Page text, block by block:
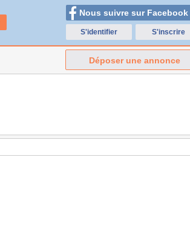
Nous suivre sur Facebook
S'identifier S'inscrire
Déposer une annonce